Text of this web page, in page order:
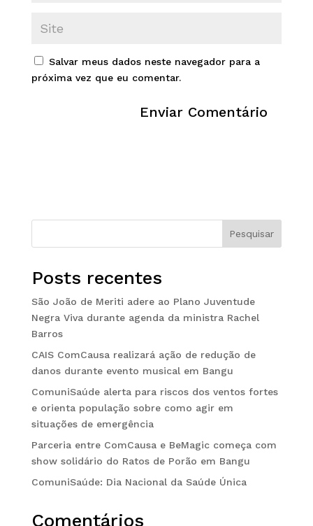
Salvar meus dados neste navegador para a
próxima vez que eu comentar.
Pesquisar
Posts recentes
São João de Meriti adere ao Plano Juventude
Negra Viva durante agenda da ministra Rachel
Barros
CAIS ComCausa realizará ação de redução de
danos durante evento musical em Bangu
ComuniSaúde alerta para riscos dos ventos fortes
e orienta população sobre como agir em
situações de emergência
Parceria entre ComCausa e BeMagic começa com
show solidário do Ratos de Porão em Bangu
ComuniSaúde: Dia Nacional da Saúde Única
Comentários